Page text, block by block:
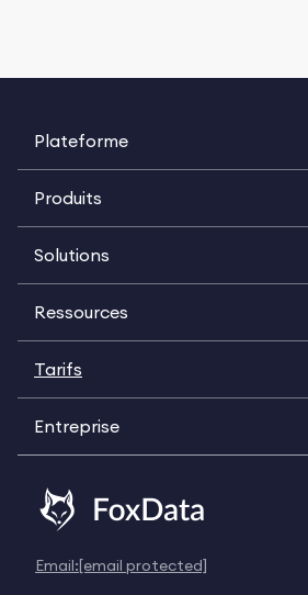
Plateforme
Produits
Solutions
Ressources
Tarifs
Entreprise
Email:[email protected]